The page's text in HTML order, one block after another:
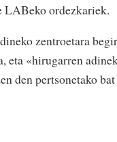
LABeko ordezkariek.
zentroetara
eta «hirugarren
den pertsonetako bat